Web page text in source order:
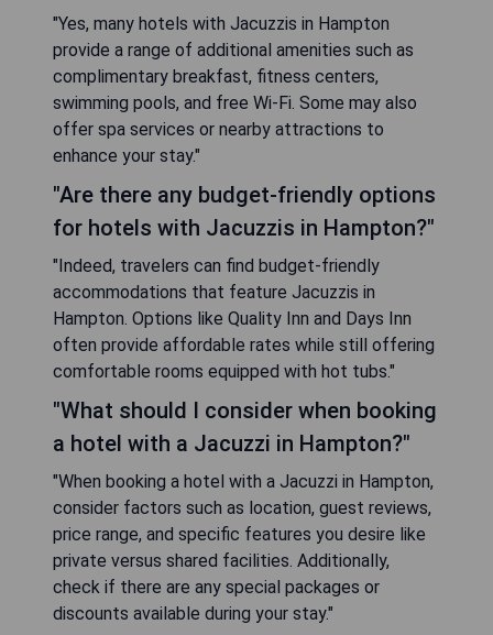
"Yes, many hotels with Jacuzzis in Hampton
provide a range of additional amenities such as
complimentary breakfast, fitness centers,
swimming pools, and free Wi-Fi. Some may also
offer spa services or nearby attractions to
enhance your stay."
"Are there any budget-friendly options
for hotels with Jacuzzis in Hampton?"
"Indeed, travelers can find budget-friendly
accommodations that feature Jacuzzis in
Hampton. Options like Quality Inn and Days Inn
often provide affordable rates while still offering
comfortable rooms equipped with hot tubs."
"What should I consider when booking
a hotel with a Jacuzzi in Hampton?"
"When booking a hotel with a Jacuzzi in Hampton,
consider factors such as location, guest reviews,
price range, and specific features you desire like
private versus shared facilities. Additionally,
check if there are any special packages or
discounts available during your stay."